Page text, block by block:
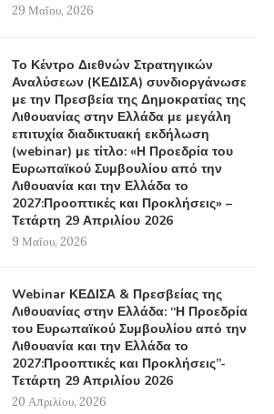
29 Μαΐου, 2026
Το Κέντρο Διεθνών Στρατηγικών
Αναλύσεων (ΚΕΔΙΣΑ) συνδιοργάνωσε
με την Πρεσβεία της Δημοκρατίας της
Λιθουανίας στην Ελλάδα με μεγάλη
επιτυχία διαδικτυακή εκδήλωση
(webinar) με τίτλο: «Η Προεδρία του
Ευρωπαϊκού Συμβουλίου από την
Λιθουανία και την Ελλάδα το
2027:Προοπτικές και Προκλήσεις» –
Τετάρτη 29 Απριλίου 2026
9 Μαΐου, 2026
Webinar ΚΕΔΙΣΑ & Πρεσβείας της
Λιθουανίας στην Ελλάδα: “Η Προεδρία
του Ευρωπαϊκού Συμβουλίου από την
Λιθουανία και την Ελλάδα το
2027:Προοπτικές και Προκλήσεις”-
Τετάρτη 29 Απριλίου 2026
20 Απριλίου, 2026